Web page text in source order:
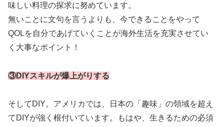
味しい料理の探求に努めています。
無いことに文句を言うよりも、今できることをやって
QOLを自分であげていくことが海外生活を充実させてい
く大事なポイント！
③DIYスキルが爆上がりする
そしてDIY。アメリカでは、日本の「趣味」の領域を超え
てDIYが強く根付いています。もはや、生きるための必須